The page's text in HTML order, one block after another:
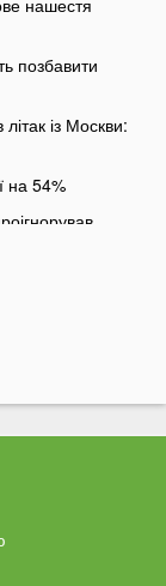
позбавити
із Москви:
на 54%
через
лікар із заходу
небезпеку на